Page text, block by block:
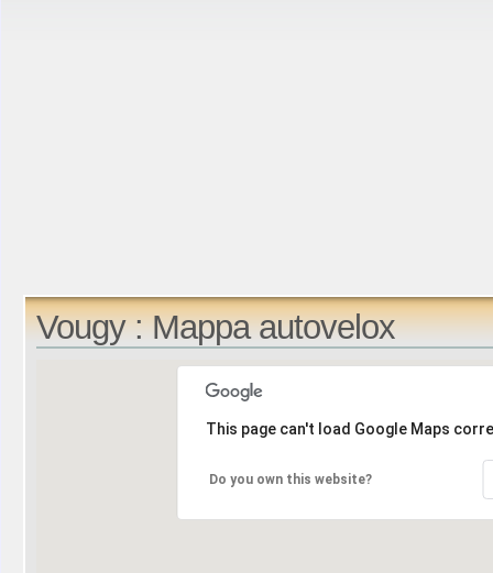
Vougy : Mappa autovelox
This page can't load Google Maps
Do you own this website?